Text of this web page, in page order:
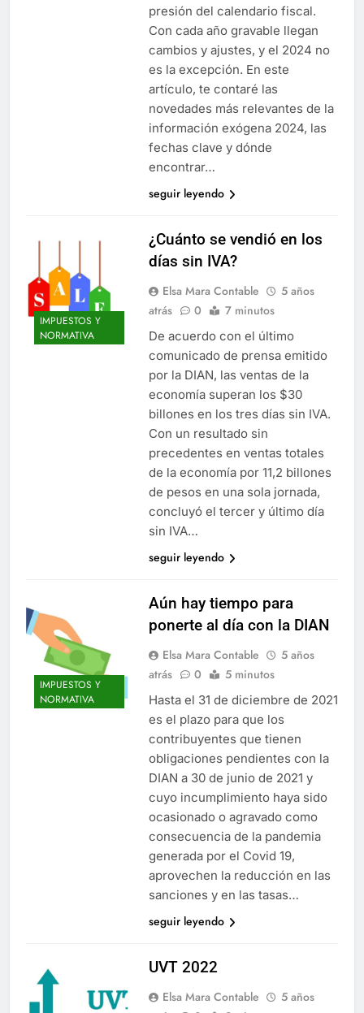
presión del calendario fiscal.
Con cada año gravable llegan
cambios y ajustes, y el 2024 no
es la excepción. En este
artículo, te contaré las
novedades más relevantes de la
información exógena 2024, las
fechas clave y dónde
encontrar…
seguir leyendo
IMPUESTOS Y
NORMATIVA
¿Cuánto se vendió en los
días sin IVA?
Elsa Mara Contable
5 años
atrás
0 7 minutos
De acuerdo con el último
comunicado de prensa emitido
por la DIAN, las ventas de la
economía superan los $30
billones en los tres días sin IVA.
Con un resultado sin
precedentes en ventas totales
de la economía por 11,2 billones
de pesos en una sola jornada,
concluyó el tercer y último día
sin IVA…
seguir leyendo
IMPUESTOS Y
NORMATIVA
Aún hay tiempo para
ponerte al día con la DIAN
Elsa Mara Contable
5 años
atrás
0 5 minutos
Hasta el 31 de diciembre de 2021
es el plazo para que los
contribuyentes que tienen
obligaciones pendientes con la
DIAN a 30 de junio de 2021 y
cuyo incumplimiento haya sido
ocasionado o agravado como
consecuencia de la pandemia
generada por el Covid 19,
aprovechen la reducción en las
sanciones y en las tasas…
seguir leyendo
UVT 2022
Elsa Mara Contable
5 años